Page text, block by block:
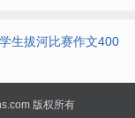
生拔河比赛作文400
版权所有